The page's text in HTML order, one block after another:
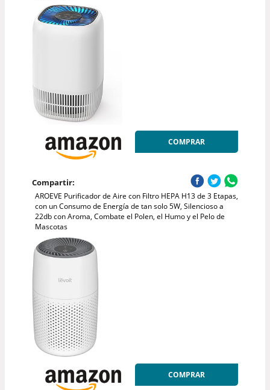
COMPRAR
Compartir:
AROEVE Purificador de Aire con Filtro HEPA H13 de 3 Etapas,
con un Consumo de Energía de tan solo 5W, Silencioso a
22db con Aroma, Combate el Polen, el Humo y el Pelo de
Mascotas
COMPRAR